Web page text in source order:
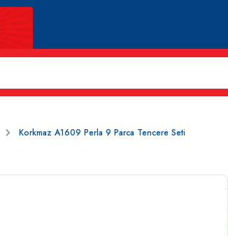
Korkmaz A1609 Perla 9 Parca Tencere Seti